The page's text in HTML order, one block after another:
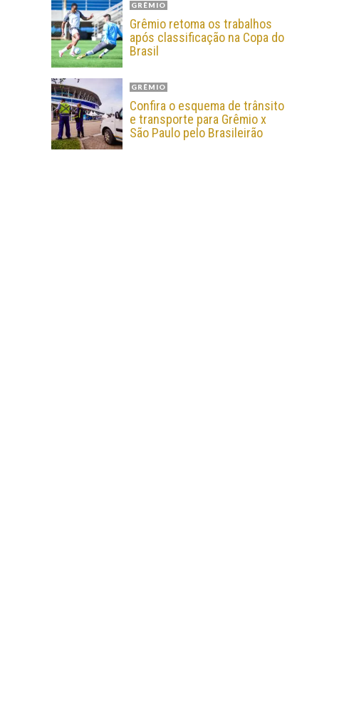
GRÊMIO
Grêmio retoma os trabalhos
após classificação na Copa do
Brasil
GRÊMIO
Confira o esquema de trânsito
e transporte para Grêmio x
São Paulo pelo Brasileirão